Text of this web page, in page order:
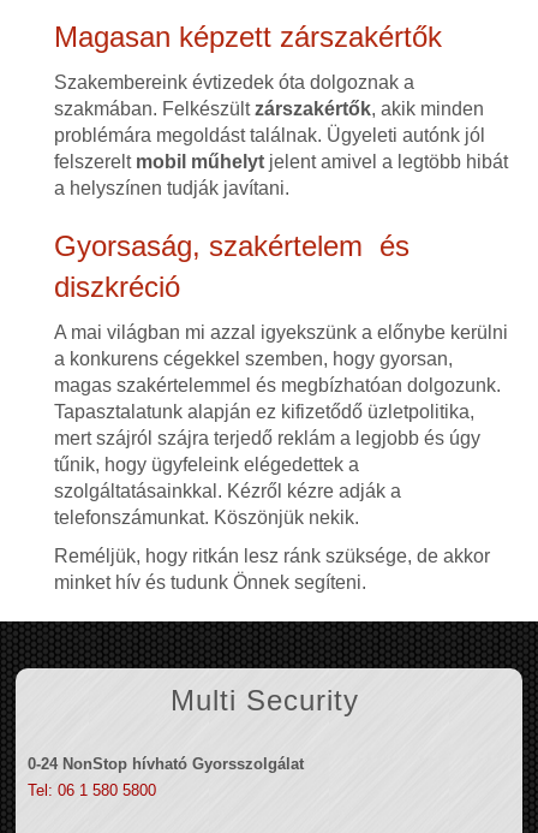
Magasan képzett zárszakértők
Szakembereink évtizedek óta dolgoznak a
szakmában. Felkészültzárszakértők, akik minden
problémára megoldást találnak. Ügyeleti autónk jól
felszerelt mobil műhelytjelent amivel a legtöbb hibát
a helyszínen tudják javítani.
Gyorsaság, szakértelem és
diszkréció
A mai világban mi azzal igyekszünk a előnybe kerülni
a konkurens cégekkel szemben, hogy gyorsan,
magas szakértelemmel és megbízhatóan dolgozunk.
Tapasztalatunk alapján ez kifizetődő üzletpolitika,
mert szájról szájra terjedő reklám a legjobb és úgy
tűnik, hogy ügyfeleink elégedettek a
szolgáltatásainkkal. Kézről kézre adják a
telefonszámunkat. Köszönjük nekik.
Reméljük, hogy ritkán lesz ránk szüksége, de akkor
minket hív és tudunk Önnek segíteni.
Multi Security
0-24 NonStop hívható Gyorsszolgálat
Tel: 06 1 580 5800